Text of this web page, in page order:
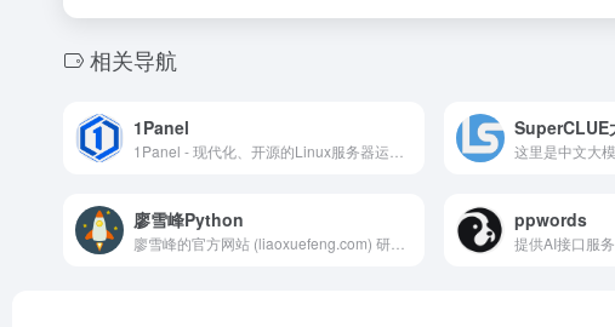
相关导航
1Panel SuperCLUE
廖雪峰Python ppwords
提供AI接口服